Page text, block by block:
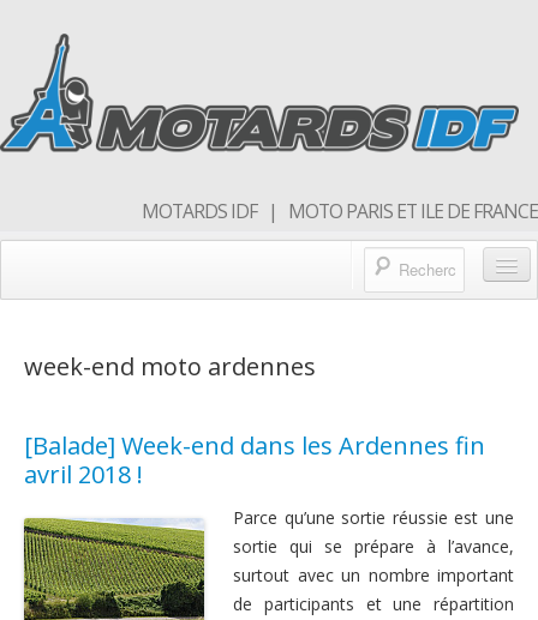
MOTARDS IDF | MOTO PARIS ET ILE DE FRANCE
Forum
Qui sommes nous
Rejoins nous
Nous contacter
week-end moto ardennes
[Balade] Week-end dans les Ardennes fin
avril 2018 !
Parce qu’une sortie réussie est une
sortie qui se prépare à l’avance,
surtout avec un nombre important
de participants et une répartition